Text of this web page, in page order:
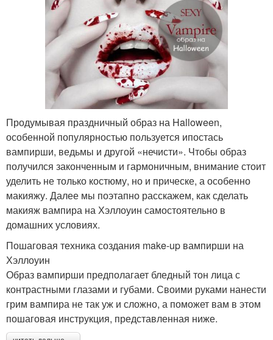
Продумывая праздничный образ на Halloween,
особенной популярностью пользуется ипостась
вампирши, ведьмы и другой «нечисти». Чтобы образ
получился законченным и гармоничным, внимание стоит
уделить не только костюму, но и прическе, а особенно
макияжу. Далее мы поэтапно расскажем, как сделать
макияж вампира на Хэллоуин самостоятельно в
домашних условиях.
Пошаговая техника создания make-up вампирши на
Хэллоуин
Образ вампирши предполагает бледный тон лица с
контрастными глазами и губами. Своими руками нанести
грим вампира не так уж и сложно, а поможет вам в этом
пошаговая инструкция, представленная ниже.